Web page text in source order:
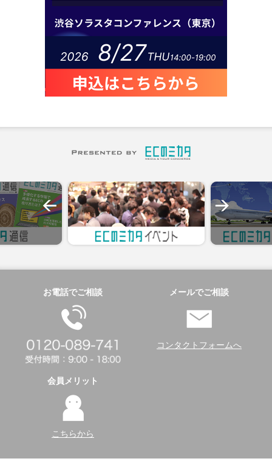
お電話でご相談 メールでご相談
コンタクトフォームへ
会員メリット
こちらから